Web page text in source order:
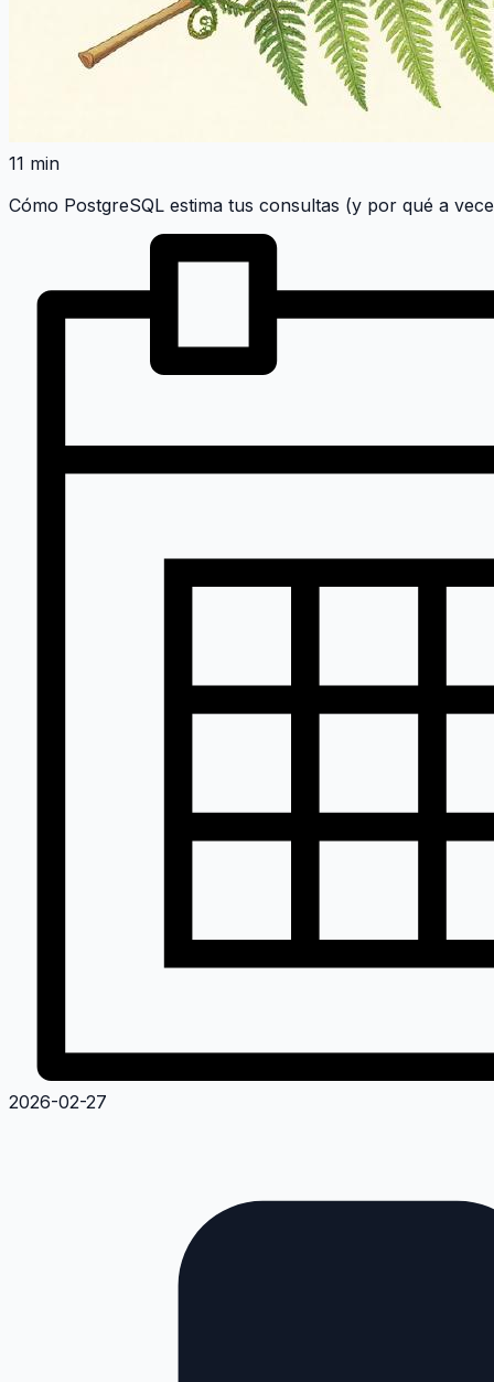
11 min
Cómo PostgreSQL estima tus consultas (y por qué a
2026-02-27